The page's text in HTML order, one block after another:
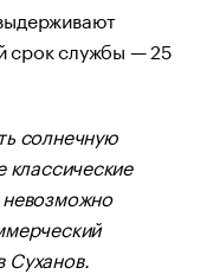
срок службы — 25
солнечную
классические
Суханов.